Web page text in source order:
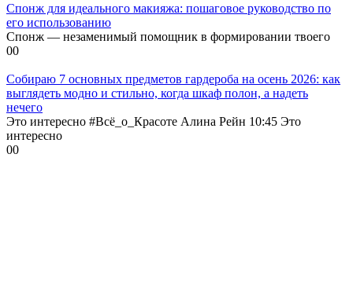
Спонж для идеального макияжа: пошаговое руководство по
его использованию
Спонж — незаменимый помощник в формировании твоего
00
Собираю 7 основных предметов гардероба на осень 2026: как
выглядеть модно и стильно, когда шкаф полон, а надеть
нечего
Это интересно #Всё_о_Красоте Алина Рейн 10:45 Это
интересно
00